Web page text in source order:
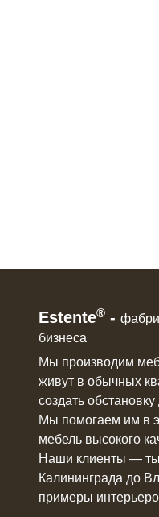
Estente® -
бизнеса
Мы производим
живут в обычных
создать
Мы помогаем им в
мебель высокого
Наши клиенты ―
Калининграда до
примеры